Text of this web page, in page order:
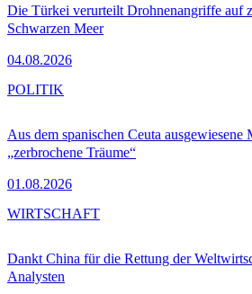
Die Türkei verurteilt Drohnenangriffe auf
Schwarzen Meer
04.08.2026
Aus dem spanischen Ceuta ausgewiesene
„zerbrochene Träume“
01.08.2026
POLITIK
Dankt China für die Rettung der
Analysten
WIRTSCHAFT